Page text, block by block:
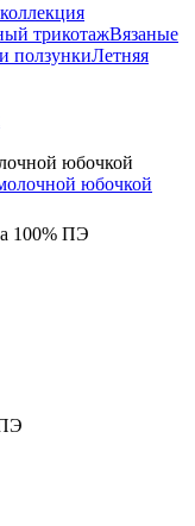
трикотажВязаные
ползункиЛетняя
юбочкой
100% ПЭ